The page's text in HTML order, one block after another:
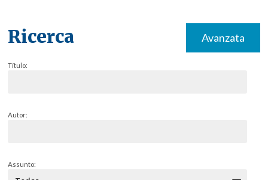
Ricerca Avanzata
Título:
Autor:
Assunto: